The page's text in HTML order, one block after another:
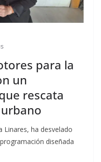
para la
un
rescata
Linares, ha desvelado
diseñada